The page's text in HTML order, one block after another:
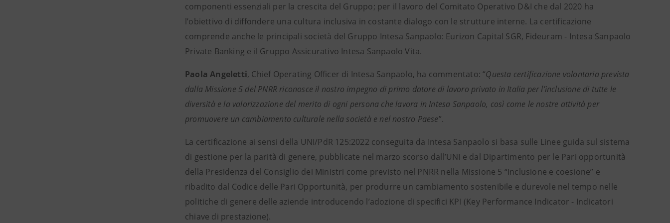
componenti essenziali per la crescita del Gruppo; per il lavoro del Comitato Operativo D&I che dal 2020 ha
l’obiettivo di diffondere una cultura inclusiva in costante dialogo con le strutture interne. La certificazione
comprende anche le principali società del Gruppo Intesa Sanpaolo: Eurizon Capital SGR, Fideuram - Intesa Sanpaolo
Private Banking e il Gruppo Assicurativo Intesa Sanpaolo Vita.
Paola Angeletti, Chief Operating Officer di Intesa Sanpaolo, ha commentato: “Questa certificazione volontaria prevista
dalla Missione 5 del PNRR riconosce il nostro impegno di primo datore di lavoro privato in Italia per l'inclusione di tutte le
diversità e la valorizzazione del merito di ogni persona che lavora in Intesa Sanpaolo, così come le nostre attività per
promuovere un cambiamento culturale nella società e nel nostro Paese”.
La certificazione ai sensi della UNI/PdR 125:2022 conseguita da Intesa Sanpaolo si basa sulle Linee guida sul sistema
di gestione per la parità di genere, pubblicate nel marzo scorso dall’UNI e dal Dipartimento per le Pari opportunità
della Presidenza del Consiglio dei Ministri come previsto nel PNRR nella Missione 5 “Inclusione e coesione” e
ribadito dal Codice delle Pari Opportunità, per produrre un cambiamento sostenibile e durevole nel tempo nelle
politiche di genere delle aziende introducendo l’adozione di specifici KPI (Key Performance Indicator - Indicatori
chiave di prestazione).